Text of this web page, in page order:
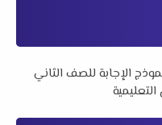
الإجابة للصف الثاني